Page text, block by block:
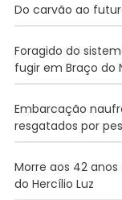
Do carvão ao
Foragido do
fugir em Braço do
Embarcação
resgatados por
Morre aos 42
do Hercílio Luz